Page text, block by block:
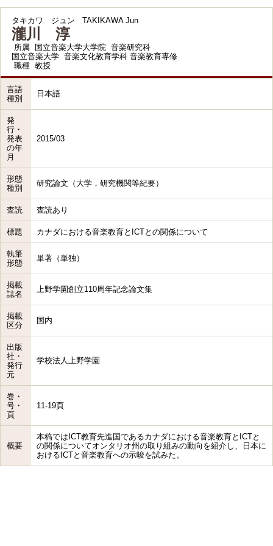
タキカワ ジュン TAKIKAWA Jun
瀧川 淳
所属
国立音楽大学大学院 音楽研究科
国立音楽大学 音楽文化教育学科 音楽教育専修
職種 教授
言語
種別
日本語
発
行・
発表
の年
月
2015/03
形態
種別
研究論文（大学，研究機関等紀要）
査読 査読あり
標題 カナダにおける音楽教育とICTとの関係について
執筆
形態
単著（単独）
掲載
誌名
上野学園創立110周年記念論文集
掲載
区分
国内
出版
社・
発行
元
学校法人上野学園
巻・
号・
頁
11-19頁
概要
本稿ではICT教育先進国であるカナダにおける音楽教育とICTと
の関係についてオンタリオ州の取り組みの動向を紹介し、日本に
おけるICTと音楽教育への示唆を試みた。